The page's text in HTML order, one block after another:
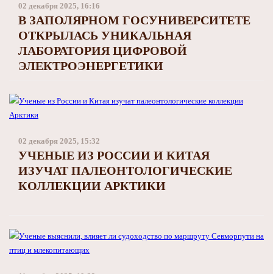
02 декабря 2025, 16:16
В ЗАПОЛЯРНОМ ГОСУНИВЕРСИТЕТЕ
ОТКРЫЛАСЬ УНИКАЛЬНАЯ
ЛАБОРАТОРИЯ ЦИФРОВОЙ
ЭЛЕКТРОЭНЕРГЕТИКИ
02 декабря 2025, 15:32
УЧЕНЫЕ ИЗ РОССИИ И КИТАЯ
ИЗУЧАТ ПАЛЕОНТОЛОГИЧЕСКИЕ
КОЛЛЕКЦИИ АРКТИКИ